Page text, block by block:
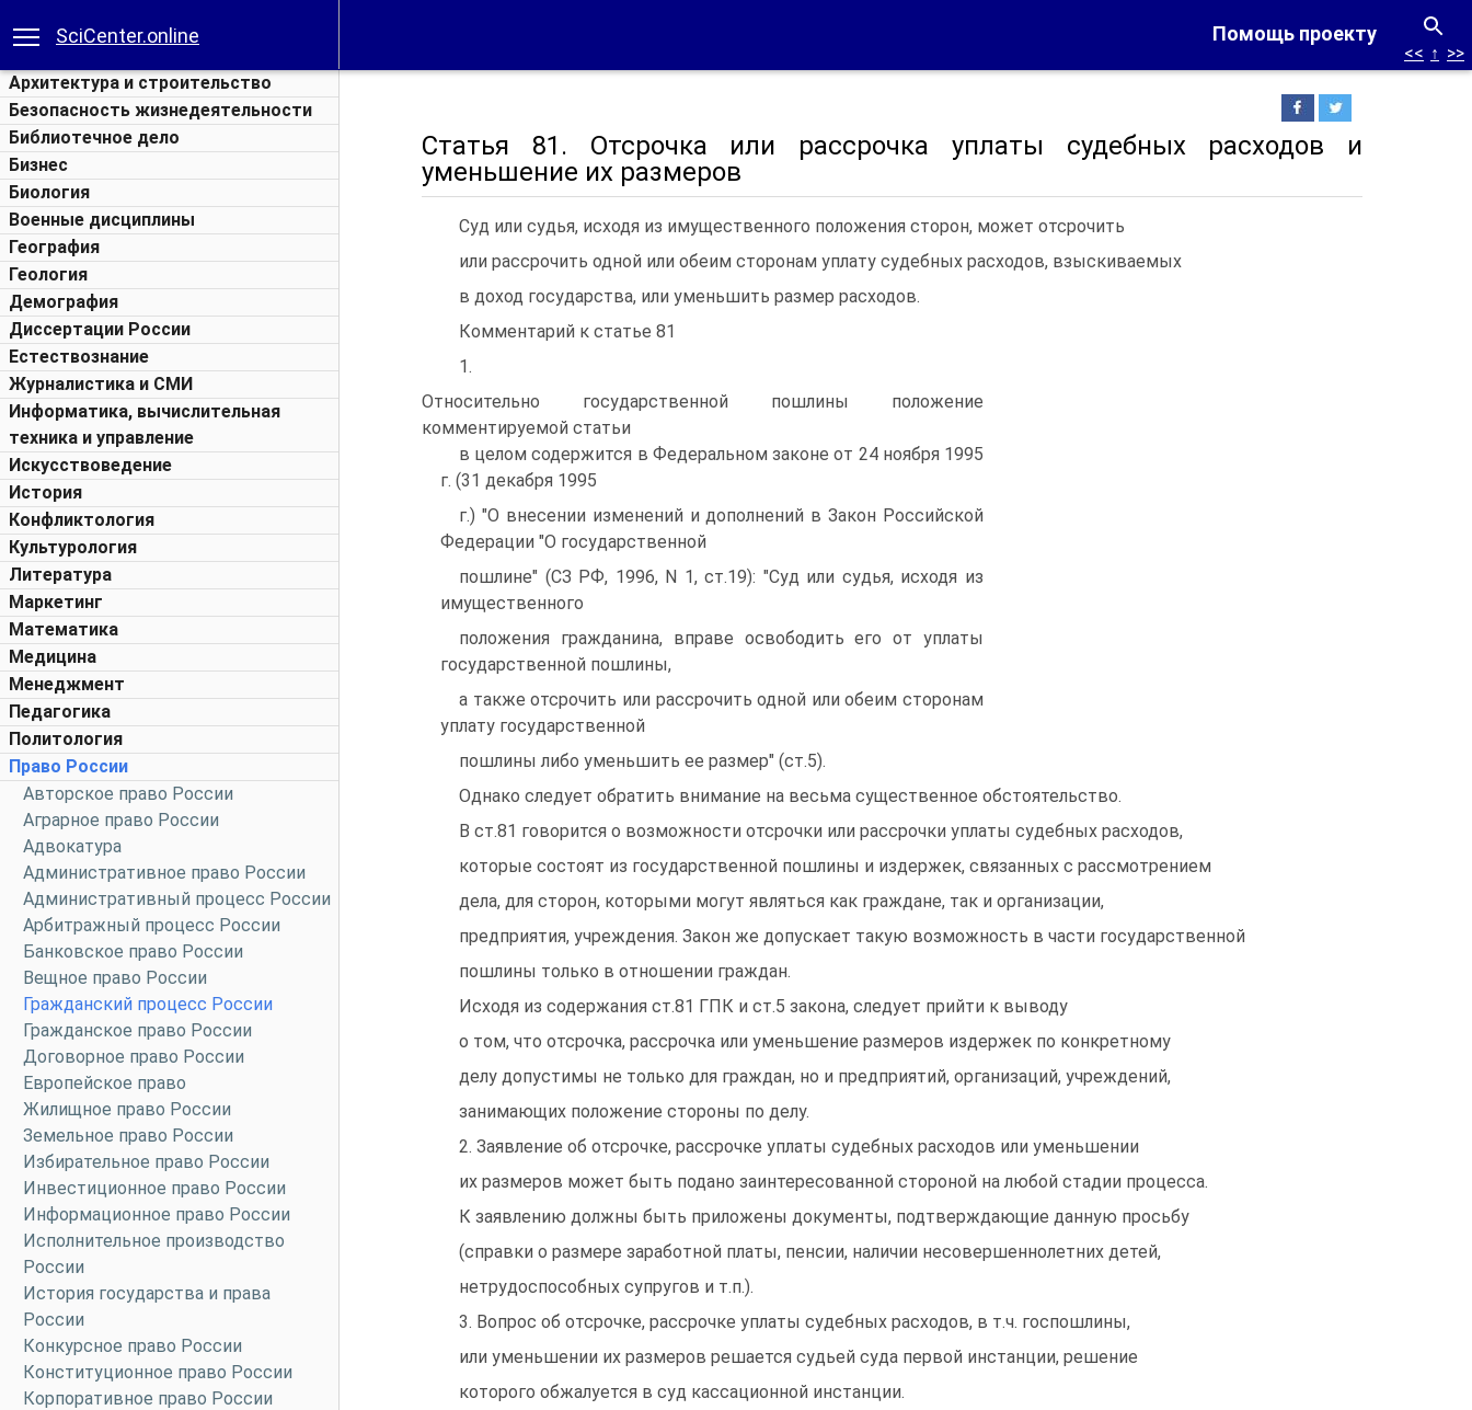
Помощь проекту
SciCenter.online
Архитектура и строительство
Безопасность жизнедеятельности
Библиотечное дело
Бизнес
Биология
Военные дисциплины
География
Геология
Демография
Диссертации России
Естествознание
Журналистика и СМИ
Информатика, вычислительная
техника и управление
Искусствоведение
История
Конфликтология
Культурология
Литература
Маркетинг
Математика
Медицина
Менеджмент
Педагогика
Политология
Право России
Авторское право России
Аграрное право России
Адвокатура
Административное право России
Административный процесс России
Арбитражный процесс России
Банковское право России
Вещное право России
Гражданский процесс России
Гражданское право России
Договорное право России
Европейское право
Жилищное право России
Земельное право России
Избирательное право России
Инвестиционное право России
Информационное право России
Исполнительное производство
России
История государства и права
России
Конкурсное право России
Конституционное право России
Корпоративное право России
<< ↑ >>
Статья 81. Отсрочка или рассрочка уплаты судебных расходов и
уменьшение их размеров
Суд или судья, исходя из имущественного положения сторон, может отсрочить
или рассрочить одной или обеим сторонам уплату судебных расходов, взыскиваемых
в доход государства, или уменьшить размер расходов.
Комментарий к статье 81
1.
Относительно государственной пошлины положение
комментируемой статьи
в целом содержится в Федеральном законе от 24 ноября 1995
г. (31 декабря 1995
г.) "О внесении изменений и дополнений в Закон Российской
Федерации "О государственной
пошлине" (СЗ РФ, 1996, N 1, ст.19): "Суд или судья, исходя из
имущественного
положения гражданина, вправе освободить его от уплаты
государственной пошлины,
а также отсрочить или рассрочить одной или обеим сторонам
уплату государственной
пошлины либо уменьшить ее размер" (ст.5).
Однако следует обратить внимание на весьма существенное обстоятельство.
В ст.81 говорится о возможности отсрочки или рассрочки уплаты судебных расходов,
которые состоят из государственной пошлины и издержек, связанных с рассмотрением
дела, для сторон, которыми могут являться как граждане, так и организации,
предприятия, учреждения. Закон же допускает такую возможность в части государственной
пошлины только в отношении граждан.
Исходя из содержания ст.81 ГПК и ст.5 закона, следует прийти к выводу
о том, что отсрочка, рассрочка или уменьшение размеров издержек по конкретному
делу допустимы не только для граждан, но и предприятий, организаций, учреждений,
занимающих положение стороны по делу.
2. Заявление об отсрочке, рассрочке уплаты судебных расходов или уменьшении
их размеров может быть подано заинтересованной стороной на любой стадии процесса.
К заявлению должны быть приложены документы, подтверждающие данную просьбу
(справки о размере заработной платы, пенсии, наличии несовершеннолетних детей,
нетрудоспособных супругов и т.п.).
3. Вопрос об отсрочке, рассрочке уплаты судебных расходов, в т.ч. госпошлины,
или уменьшении их размеров решается судьей суда первой инстанции, решение
которого обжалуется в суд кассационной инстанции.